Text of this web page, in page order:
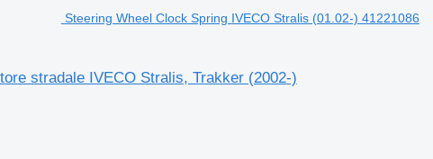
Steering Wheel Clock Spring IVECO Stralis (01.02-) 41221086
stradale IVECO Stralis, Trakker (2002-)